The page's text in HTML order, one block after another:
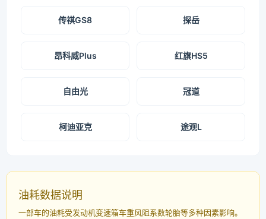
传祺GS8 探岳
昂科威Plus 红旗HS5
自由光 冠道
柯迪亚克 途观L
油耗数据说明
一部车的油耗受发动机变速箱车重风阻系数轮胎等多种因素影响。